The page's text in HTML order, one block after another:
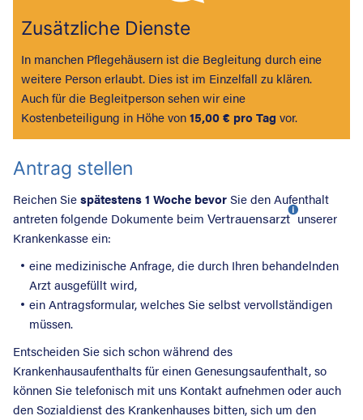
Zusätzliche Dienste
In manchen Pflegehäusern ist die Begleitung durch eine
weitere Person erlaubt. Dies ist im Einzelfall zu klären.
Auch für die Begleitperson sehen wir eine
Kostenbeteiligung in Höhe von15,00 € pro Tag vor.
Antrag stellen
Reichen Siespätestens 1 Woche bevorSie den Aufenthalt
antreten folgende Dokumente beim Vertrauensarzt unserer
Krankenkasse ein:
eine medizinische Anfrage, die durch Ihren behandelnden
Arzt ausgefüllt wird,
ein Antragsformular, welches Sie selbst vervollständigen
müssen.
Entscheiden Sie sich schon während des
Krankenhausaufenthalts für einen Genesungsaufenthalt, so
können Sie telefonisch mit uns Kontakt aufnehmen oder auch
den Sozialdienst des Krankenhauses bitten, sich um den